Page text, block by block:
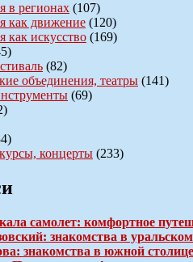
в регионах (107)
как движение (120)
как искусство (169)
(82)
объединения, театры (141)
(69)
концерты (233)
самолет: комфортное
знакомства в
знакомства в южной